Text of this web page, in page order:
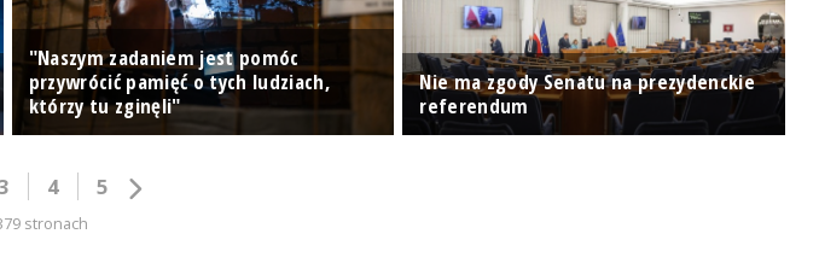
"Naszym zadaniem jest pomóc
przywrócić pamięć o tych ludziach,
którzy tu zginęli"
Nie ma zgody Senatu na prezydenckie
referendum
4 5
stronach